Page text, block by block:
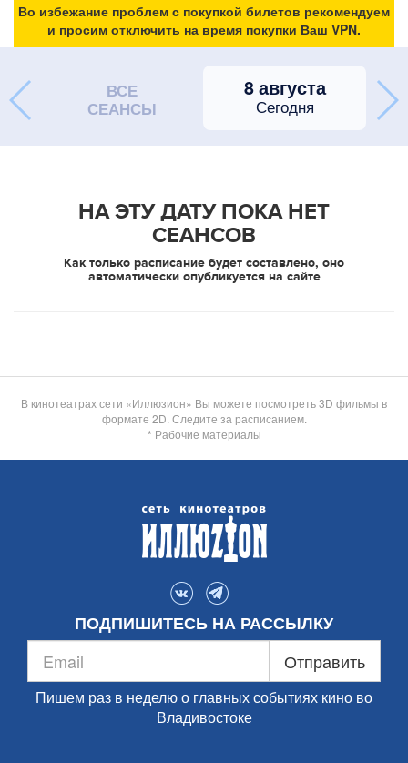
Во избежание проблем с покупкой билетов рекомендуем
и просим отключить на время покупки Ваш VPN.
ВСЕ
СЕАНСЫ
8 августа
Сегодня
НА ЭТУ ДАТУ ПОКА НЕТ
СЕАНСОВ
Как только расписание будет составлено, оно
автоматически опубликуется на сайте
В кинотеатрах сети «Иллюзион» Вы можете посмотреть 3D фильмы в
формате 2D. Следите за расписанием.
* Рабочие материалы
ПОДПИШИТЕСЬ НА РАССЫЛКУ
Отправить
Пишем раз в неделю о главных событиях кино во
Владивостоке